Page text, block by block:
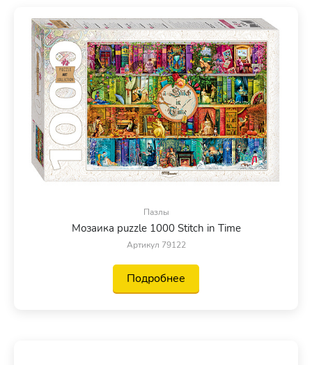
Пазлы
Мозаика puzzle 1000 Stitch in Time
Артикул 79122
Подробнее